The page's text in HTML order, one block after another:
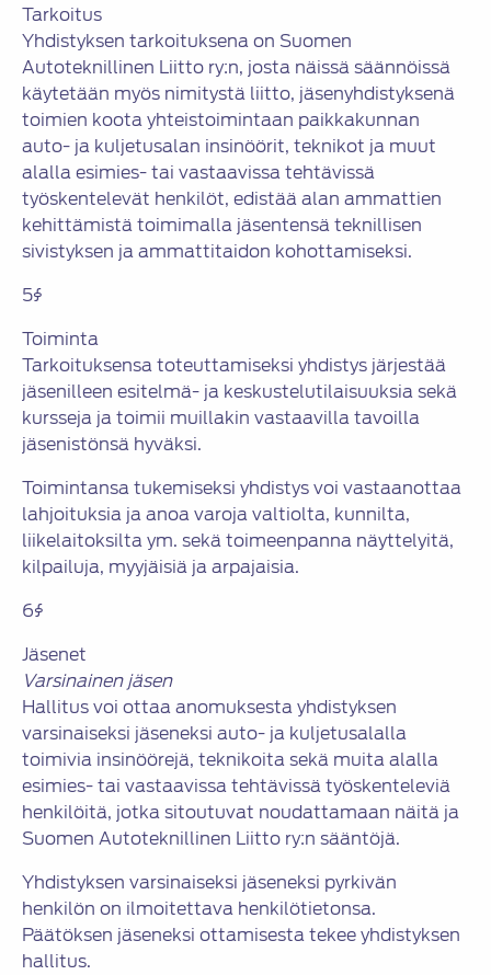
Tarkoitus
Yhdistyksen tarkoituksena on Suomen
Autoteknillinen Liitto ry:n, josta näissä säännöissä
käytetään myös nimitystä liitto, jäsenyhdistyksenä
toimien koota yhteistoimintaan paikkakunnan
auto- ja kuljetusalan insinöörit, teknikot ja muut
alalla esimies- tai vastaavissa tehtävissä
työskentelevät henkilöt, edistää alan ammattien
kehittämistä toimimalla jäsentensä teknillisen
sivistyksen ja ammattitaidon kohottamiseksi.
5§
Toiminta
Tarkoituksensa toteuttamiseksi yhdistys järjestää
jäsenilleen esitelmä- ja keskustelutilaisuuksia sekä
kursseja ja toimii muillakin vastaavilla tavoilla
jäsenistönsä hyväksi.
Toimintansa tukemiseksi yhdistys voi vastaanottaa
lahjoituksia ja anoa varoja valtiolta, kunnilta,
liikelaitoksilta ym. sekä toimeenpanna näyttelyitä,
kilpailuja, myyjäisiä ja arpajaisia.
6§
Jäsenet
Varsinainen jäsen
Hallitus voi ottaa anomuksesta yhdistyksen
varsinaiseksi jäseneksi auto- ja kuljetusalalla
toimivia insinöörejä, teknikoita sekä muita alalla
esimies- tai vastaavissa tehtävissä työskenteleviä
henkilöitä, jotka sitoutuvat noudattamaan näitä ja
Suomen Autoteknillinen Liitto ry:n sääntöjä.
Yhdistyksen varsinaiseksi jäseneksi pyrkivän
henkilön on ilmoitettava henkilötietonsa.
Päätöksen jäseneksi ottamisesta tekee yhdistyksen
hallitus.